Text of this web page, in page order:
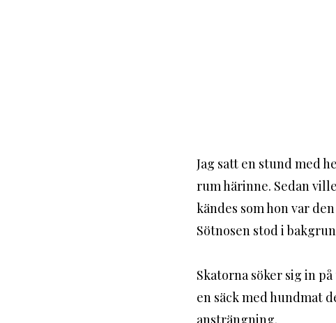
Jag satt en stund med
rum härinne. Sedan
kändes som hon var
Sötnosen stod i
Skatorna söker sig in
en säck med hundmat